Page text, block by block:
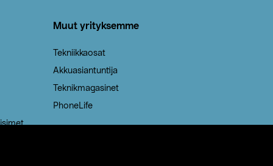
Muut yrityksemme
Tekniikkaosat
Akkuasiantuntija
Teknikmagasinet
PhoneLife